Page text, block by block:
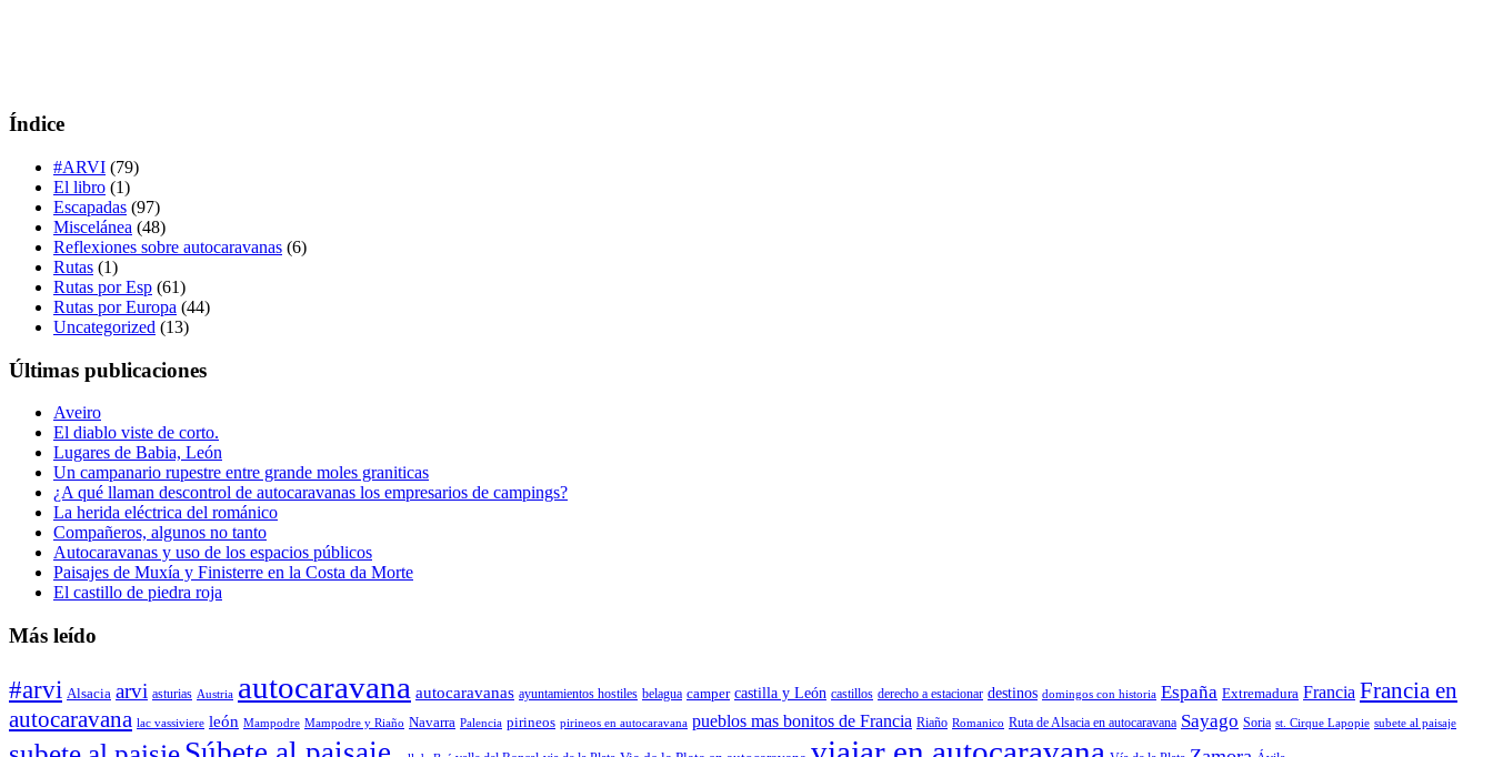
Índice
#ARVI (79)
El libro (1)
Escapadas (97)
Miscelánea (48)
Reflexiones sobre autocaravanas (6)
Rutas (1)
Rutas por Esp (61)
Rutas por Europa (44)
Uncategorized (13)
Últimas publicaciones
Aveiro
El diablo viste de corto.
Lugares de Babia, León
Un campanario rupestre entre grande moles graniticas
¿A qué llaman descontrol de autocaravanas los empresarios de campings?
La herida eléctrica del románico
Compañeros, algunos no tanto
Autocaravanas y uso de los espacios públicos
Paisajes de Muxía y Finisterre en la Costa da Morte
El castillo de piedra roja
Más leído
#arvi Alsacia arvi asturias Austria autocaravana autocaravanas ayuntamientos hostiles belagua camper castilla y León castillos derecho a estacionar destinos domingos con historia España Extremadura Francia Francia en
autocaravana lac vassiviere león Mampodre Mampodre y Riaño Navarra Palencia pirineos pirineos en autocaravana pueblos mas bonitos de Francia Riaño Romanico Ruta de Alsacia en autocaravana Sayago Soria st. Cirque Lapopie subete al paisaje